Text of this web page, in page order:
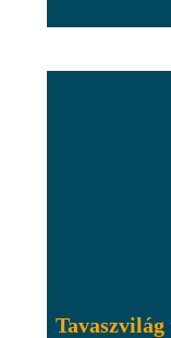
Tavaszvilág